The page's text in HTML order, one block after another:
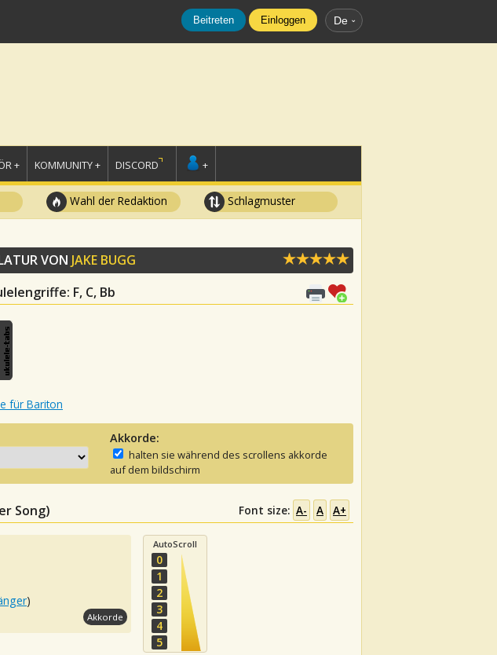
Beitreten Einloggen De
+ KOMMUNITY + DISCORD +
Wahl der Redaktion Schlagmuster
VON JAKE BUGG
: F, C, Bb
für Bariton
Akkorde:
halten sie während des scrollens akkorde
auf dem bildschirm
Song) Font size: A- A A+
)
Akkorde
AutoScroll
0
1
2
3
4
5